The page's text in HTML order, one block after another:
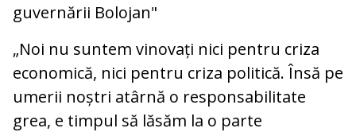
guvernării Bolojan"
„Noi nu suntem vinovați nici pentru criza
economică, nici pentru criza politică. Însă pe
umerii noștri atârnă o responsabilitate
grea, e timpul să lăsăm la o parte